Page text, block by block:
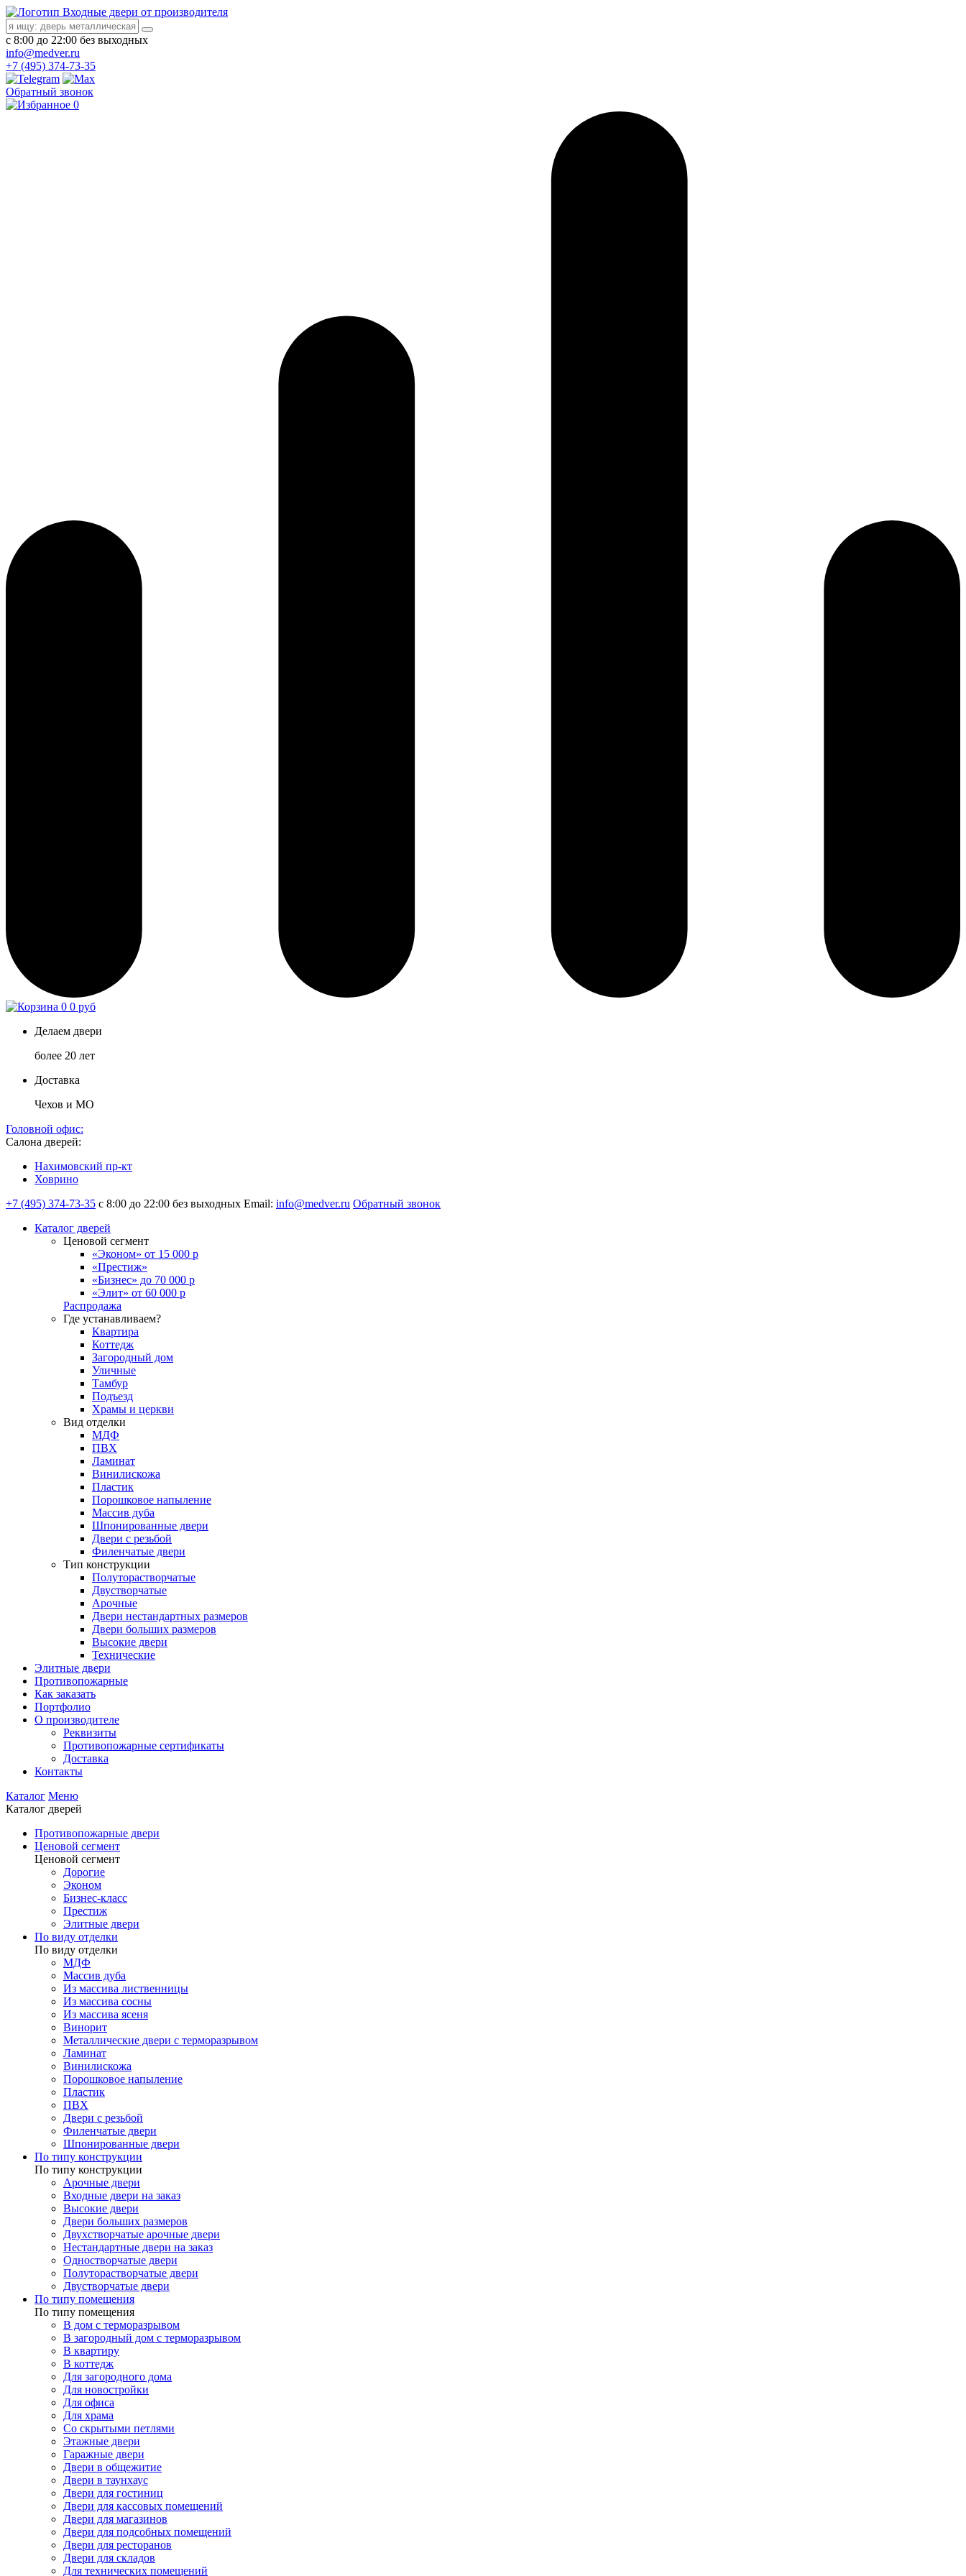
Входные двери от производителя
с 8:00 до 22:00 без выходных
info@medver.ru
+7 (495) 374-73-35
Обратный звонок
0
0 0 руб
Делаем двери
более 20 лет
Доставка
Чехов и МО
Головной офис:
Салона дверей:
Нахимовский пр-кт
Ховрино
+7 (495) 374-73-35 с 8:00 до 22:00 без выходных Email: info@medver.ru Обратный звонок
Каталог дверей
Ценовой сегмент
«Эконом» от 15 000 р
«Престиж»
«Бизнес» до 70 000 р
«Элит» от 60 000 р
Распродажа
Где устанавливаем?
Квартира
Коттедж
Загородный дом
Уличные
Тамбур
Подъезд
Храмы и церкви
Вид отделки
МДФ
ПВХ
Ламинат
Винилискожа
Пластик
Порошковое напыление
Массив дуба
Шпонированные двери
Двери с резьбой
Филенчатые двери
Тип конструкции
Полуторастворчатые
Двустворчатые
Арочные
Двери нестандартных размеров
Двери больших размеров
Высокие двери
Технические
Элитные двери
Противопожарные
Как заказать
Портфолио
О производителе
Реквизиты
Противопожарные сертификаты
Доставка
Контакты
Каталог Меню
Каталог дверей
Противопожарные двери
Ценовой сегмент
Ценовой сегмент
Дорогие
Эконом
Бизнес-класс
Престиж
Элитные двери
По виду отделки
По виду отделки
МДФ
Массив дуба
Из массива лиственницы
Из массива сосны
Из массива ясеня
Винорит
Металлические двери с терморазрывом
Ламинат
Винилискожа
Порошковое напыление
Пластик
ПВХ
Двери с резьбой
Филенчатые двери
Шпонированные двери
По типу конструкции
По типу конструкции
Арочные двери
Входные двери на заказ
Высокие двери
Двери больших размеров
Двухстворчатые арочные двери
Нестандартные двери на заказ
Одностворчатые двери
Полуторастворчатые двери
Двустворчатые двери
По типу помещения
По типу помещения
В дом с терморазрывом
В загородный дом с терморазрывом
В квартиру
В коттедж
Для загородного дома
Для новостройки
Для офиса
Для храма
Со скрытыми петлями
Этажные двери
Гаражные двери
Двери в общежитие
Двери в таунхаус
Двери для гостиниц
Двери для кассовых помещений
Двери для магазинов
Двери для подсобных помещений
Двери для ресторанов
Двери для складов
Для технических помещений